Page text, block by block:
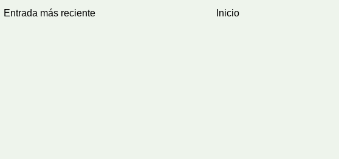
Entrada más reciente Inicio